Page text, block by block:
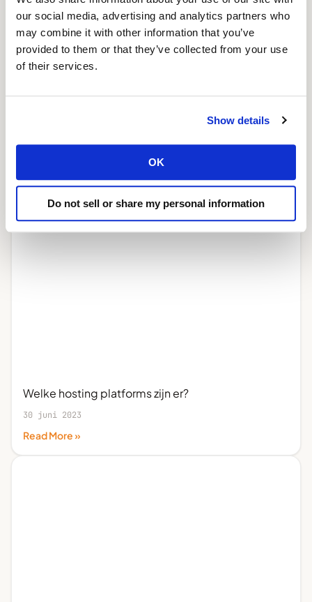
our social media, advertising and analytics partners who
may combine it with other information that you’ve
provided to them or that they’ve collected from your use
of their services.
Show details
OK
Do not sell or share my personal information
Welke hosting platforms zijn er?
30 juni 2023
Read More »